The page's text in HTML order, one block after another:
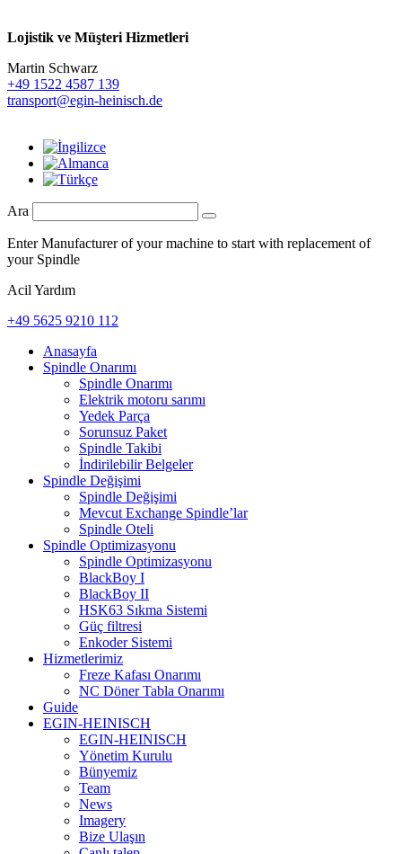
Lojistik ve Müşteri Hizmetleri
Martin Schwarz
+49 1522 4587 139
transport@egin-heinisch.de
Ara
Enter Manufacturer of your machine to start with replacement of
your Spindle
Acil Yardım
+49 5625 9210 112
Anasayfa
Spindle Onarımı
Spindle Onarımı
Elektrik motoru sarımı
Yedek Parça
Sorunsuz Paket
Spindle Takibi
İndirilebilir Belgeler
Spindle Değişimi
Spindle Değişimi
Mevcut Exchange Spindle’lar
Spindle Oteli
Spindle Optimizasyonu
Spindle Optimizasyonu
BlackBoy I
BlackBoy II
HSK63 Sıkma Sistemi
Güç filtresi
Enkoder Sistemi
Hizmetlerimiz
Freze Kafası Onarımı
NC Döner Tabla Onarımı
Guide
EGIN-HEINISCH
EGIN-HEINISCH
Yönetim Kurulu
Bünyemiz
Team
News
Imagery
Bize Ulaşın